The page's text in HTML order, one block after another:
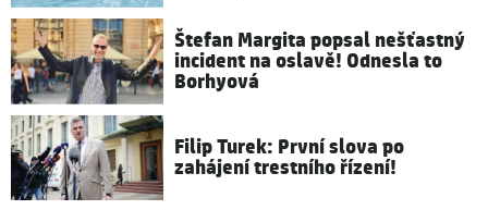
Štefan Margita popsal nešťastný
incident na oslavě! Odnesla to
Borhyová
Filip Turek: První slova po
zahájení trestního řízení!